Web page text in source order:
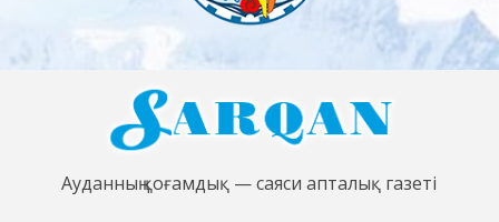
Ауданның қоғамдық — саяси апталық газеті